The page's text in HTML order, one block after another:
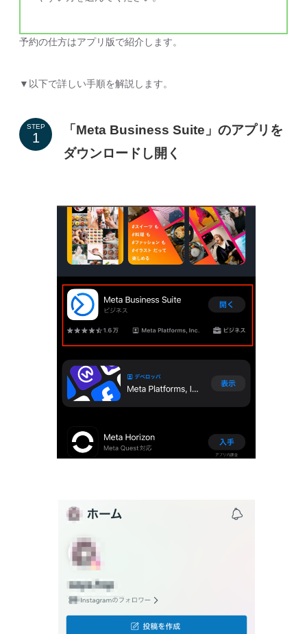
予約の仕方はアプリ版で紹介します。
▼以下で詳しい手順を解説します。
STEP
「Meta Business Suite」のアプリを
ダウンロードし開く